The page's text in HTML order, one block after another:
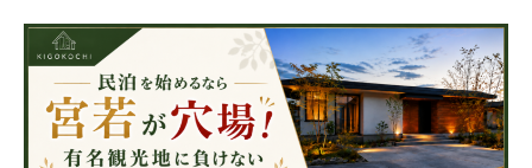
ライブラリー
お客様の声